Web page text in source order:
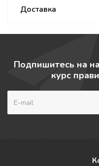
Доставка
Подпишитесь на
курс